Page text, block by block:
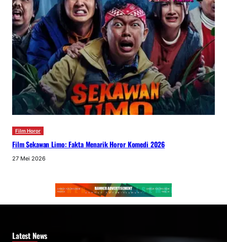
Film Horor
Film Sekawan Limo: Fakta Menarik Horor Komedi 2026
27 Mei 2026
Latest News